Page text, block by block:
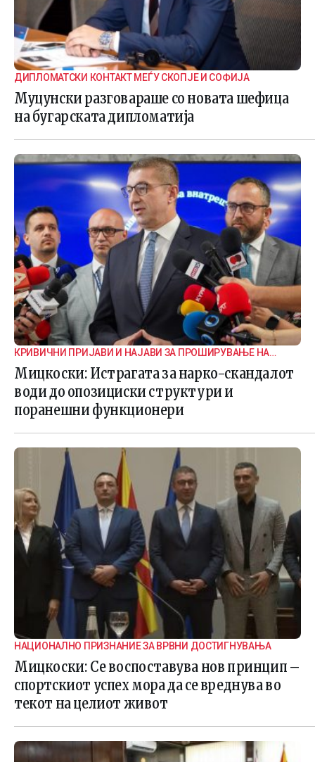
ДИПЛОМАТСКИ КОНТАКТ МЕЃУ СКОПЈЕ И СОФИЈА
Муцунски разговараше со новата шефица
на бугарската дипломатија
КРИВИЧНИ ПРИЈАВИ И НАЈАВИ ЗА ПРОШИРУВАЊЕ НА
ИСТРАГАТА
Мицкоски: Истрагата за нарко-скандалот
води до опозициски структури и
поранешни функционери
НАЦИОНАЛНО ПРИЗНАНИЕ ЗА ВРВНИ ДОСТИГНУВАЊА
Мицкоски: Се воспоставува нов принцип –
спортскиот успех мора да се вреднува во
текот на целиот живот